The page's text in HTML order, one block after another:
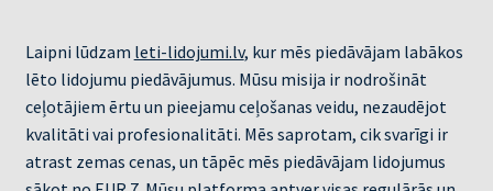
Laipni lūdzam leti-lidojumi.lv, kur mēs piedāvājam labākos
lēto lidojumu piedāvājumus. Mūsu misija ir nodrošināt
ceļotājiem ērtu un pieejamu ceļošanas veidu, nezaudējot
kvalitāti vai profesionalitāti. Mēs saprotam, cik svarīgi ir
atrast zemas cenas, un tāpēc mēs piedāvājam lidojumus